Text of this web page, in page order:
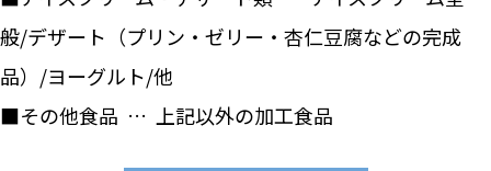
般/デザート（プリン・ゼリー・杏仁豆腐などの完成
品）/ヨーグルト/他
■その他食品 … 上記以外の加工食品